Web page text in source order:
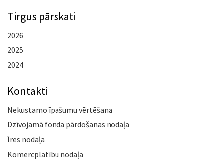
Tirgus pārskati
2026
2025
2024
Kontakti
Nekustamo īpašumu vērtēšana
Dzīvojamā fonda pārdošanas nodaļa
Īres nodaļa
Komercplatību nodaļa